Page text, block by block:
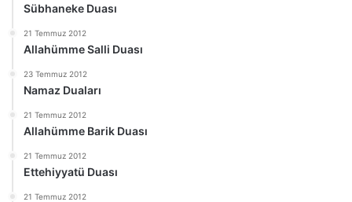
Sübhaneke Duası
21 Temmuz 2012
Allahümme Salli Duası
23 Temmuz 2012
Namaz Duaları
21 Temmuz 2012
Allahümme Barik Duası
21 Temmuz 2012
Ettehiyyatü Duası
21 Temmuz 2012